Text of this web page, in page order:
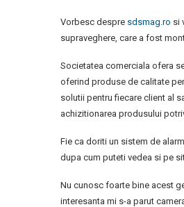
Vorbesc despre sdsmag.ro si
supraveghere, care a fost
Societatea comerciala ofera
oferind produse de calitate
solutii pentru fiecare client al
achizitionarea produsului
Fie ca doriti un sistem de
dupa cum puteti vedea si pe
Nu cunosc foarte bine acest
interesanta mi s-a parut